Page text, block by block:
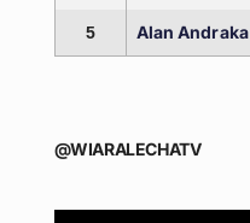
5 Alan Andraka
@WIARALECHATV